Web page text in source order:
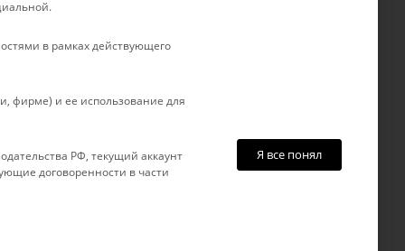
121
в рамках действующего
фирме) и ее использование для
РФ, текущий аккаунт
договоренности в части
Я все понял